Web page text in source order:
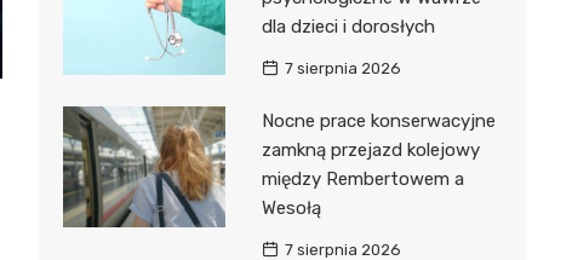
dla dzieci i dorosłych
7 sierpnia 2026
Nocne prace konserwacyjne
zamkną przejazd kolejowy
między Rembertowem a
Wesołą
7 sierpnia 2026